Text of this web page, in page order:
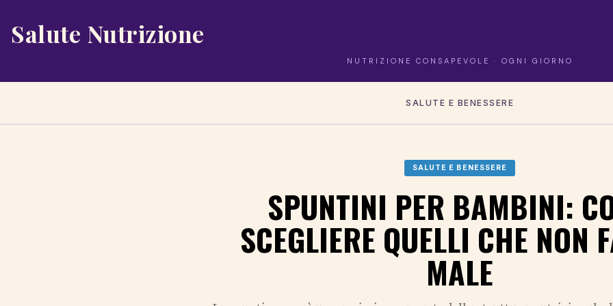
Salute Nutrizione
NUTRIZIONE CONSAPEVOLE · OGNI GIORNO
SALUTE E BENESSERE
SALUTE E BENESSERE
SPUNTINI PER BAMBINI:
SCEGLIERE QUELLI CHE NON
MALE